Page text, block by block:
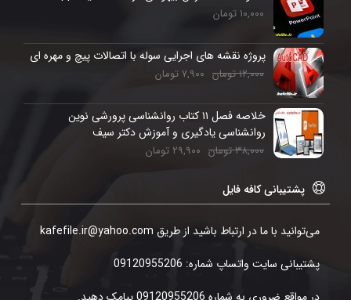
۱۰,۰۰۰ تومان
پروژه نقشه های اجرایی سوله با اتصالات پیچ و مهره ای
۱۲,۰۰۰تومان ۷,۹۰۰تومان
خلاصه فصل ۱۱ کتاب روانشناسی پرورشی نوین
روانشناسی یادگیری و آموزش دکتر سیف
۳۸,۰۰۰تومان ۲۹,۹۰۰ تومان
پشتیبانی کافه فایل
می‌توانید با ما در ارتباط باشید از طریق kafefile.ir@yahoo.com
پشتیبانی سایت واتساپ شماره: 09120955206